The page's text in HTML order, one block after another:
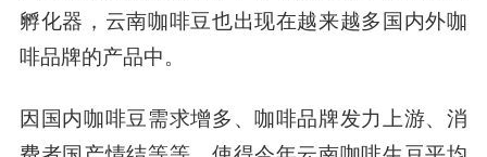
孵化器，云南咖啡豆也出现在越来越多国内外咖
啡品牌的产品中。
因国内咖啡豆需求增多、咖啡品牌发力上游、消